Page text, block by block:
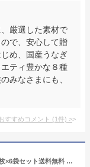
厳選した素材で
で、安心して贈
め、国産うなぎ
ティ豊かな８種
みなさまにも、
すすめコメント (1件) >
【国産100%】有明海産 焼き海苔 半切り二十枚×6袋セット送料無料 美味しい焼きのり 実店舗で一番人気の焼きノリです 焼きのり 贈り物 ギフト 焼海苔 手巻き寿司 おにぎり おむすび お土産 ギフト プレゼント お中元 敬老の日 プチギフト お茶 2021 内祝い